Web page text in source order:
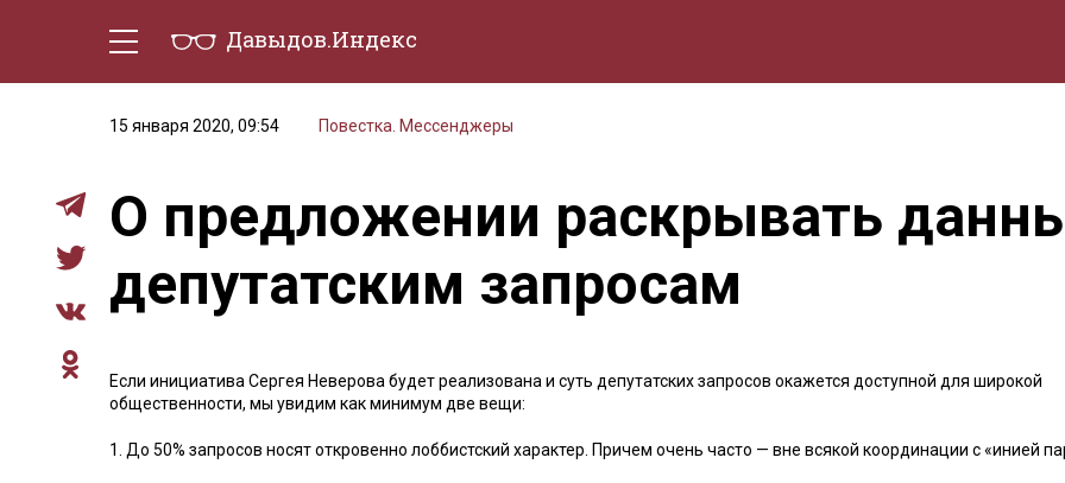
Давыдов.Индекс
15 января 2020, 09:54
Повестка. Мессенджеры
О предложении раскрывать
депутатским запросам
Если инициатива Сергея Неверова будет реализована и суть депутатских запросов окажется доступной для широкой
общественности, мы увидим как минимум две вещи:
1. До 50% запросов носят откровенно лоббистский характер. Причем очень часто — вне всякой координации с «инией